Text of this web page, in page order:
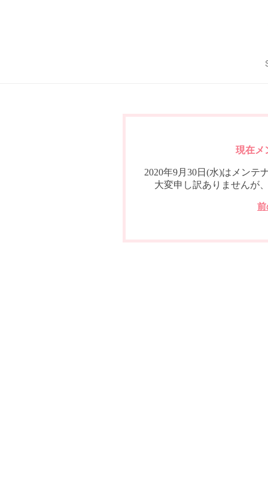
現在メ
2020年9月30日(水)はメンテ
大変申し訳ありませんが
前